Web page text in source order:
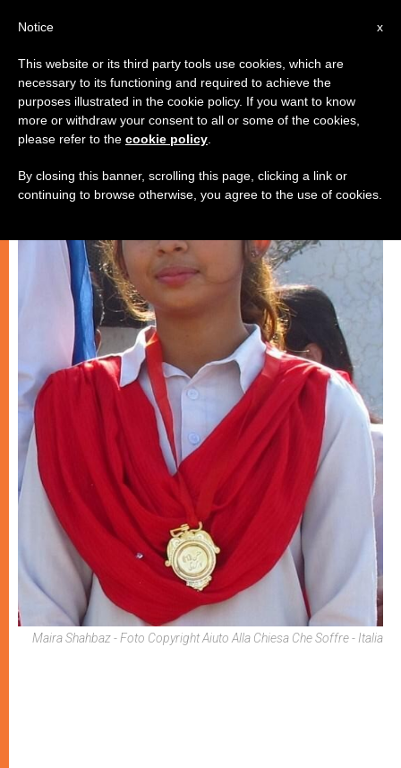
CRISTIANI PERSEGUITATI
Maira Shahbaz - Foto Copyright Aiuto Alla Chiesa Che Soffre - Italia
x
Notice
This website or its third party tools use cookies, which are
necessary to its functioning and required to achieve the
purposes illustrated in the cookie policy. If you want to know
more or withdraw your consent to all or some of the cookies,
please refer to the cookie policy
By closing this banner, scrolling this page, clicking a link or
continuing to browse otherwise, you agree to the use of cookies.